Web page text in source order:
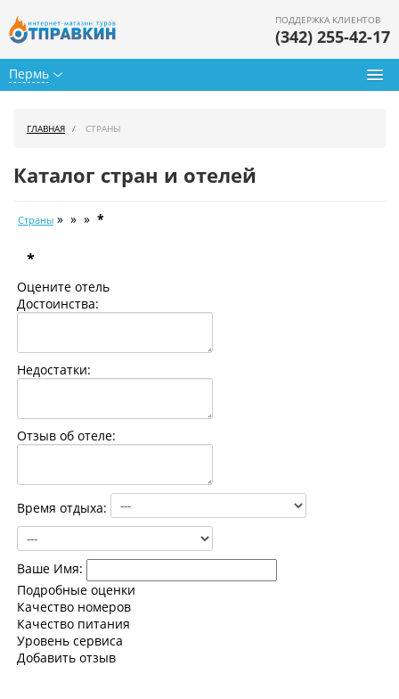
Пермь
ПОДДЕРЖКА КЛИЕНТОВ
(342) 255-42-17
Календарь туров
Цены дня
Страны
О нас
Контакты
ГЛАВНАЯ СТРАНЫ
Каталог стран и отелей
Страны » » » *
*
Оцените отель
Достоинства:
Недостатки:
Отзыв об отеле:
Время отдыха:
Ваше Имя:
Подробные оценки
Качество номеров
Качество питания
Уровень сервиса
Добавить отзыв